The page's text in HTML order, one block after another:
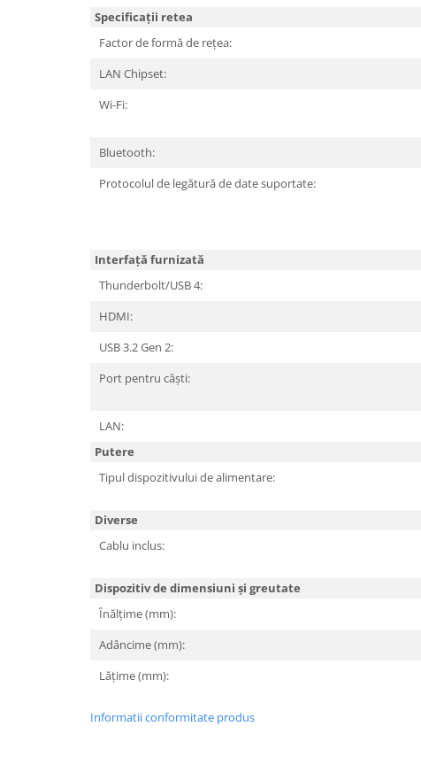
Specificații retea
Factor de formă de rețea:
LAN Chipset:
Wi-Fi:
Bluetooth:
Protocolul de legătură de date suportate:
Interfață furnizată
Thunderbolt/USB 4:
HDMI:
USB 3.2 Gen 2:
Port pentru căști:
LAN:
Putere
Tipul dispozitivului de alimentare:
Diverse
Cablu inclus:
Dispozitiv de dimensiuni și greutate
Înălțime (mm):
Adâncime (mm):
Lățime (mm):
Informatii conformitate produs